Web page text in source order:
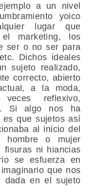
a un nivel
yoico
lugar que
marketing, los
ser o no ser para
Dichos ideales
sujeto realizado,
correcto, abierto
a la moda,
reflexivo,
Si algo nos ha
es que sujetos así
al inicio del
hombre o mujer
fisuras ni hiancias
se esfuerza en
que nos
dada en el sujeto